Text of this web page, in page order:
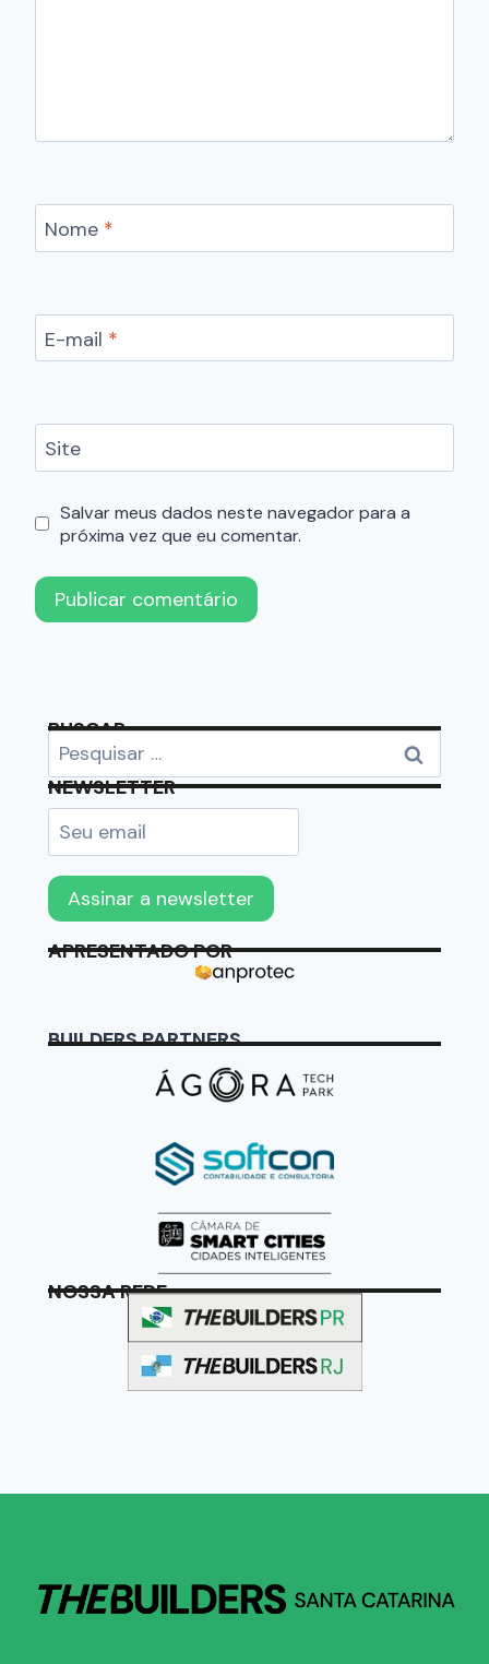
Nome *
E-mail *
Site
Salvar meus dados neste navegador para a
próxima vez que eu comentar.
BUSCAR
NEWSLETTER
APRESENTADO POR
BUILDERS PARTNERS
NOSSA REDE